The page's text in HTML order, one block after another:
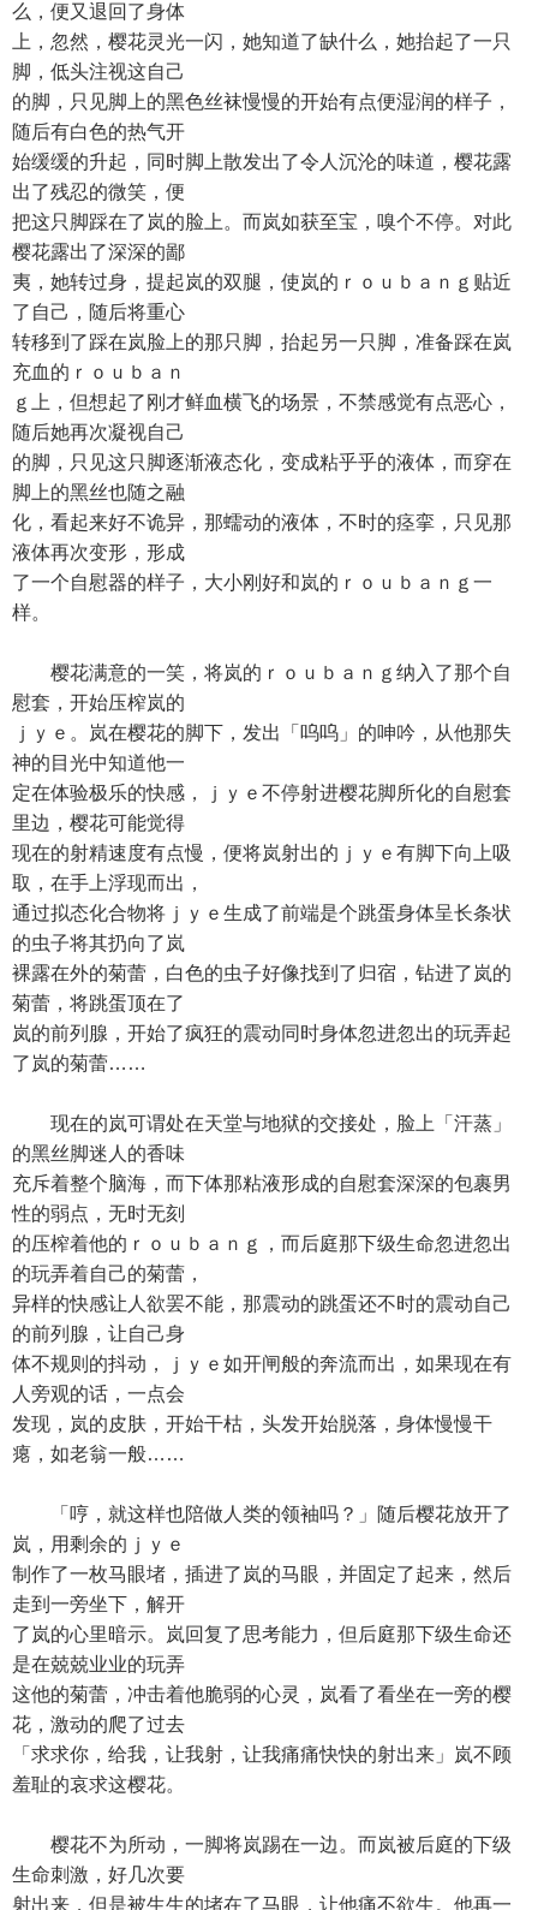
么，便又退回了身体
上，忽然，樱花灵光一闪，她知道了缺什么，她抬起了一只
脚，低头注视这自己
的脚，只见脚上的黑色丝袜慢慢的开始有点便湿润的样子，
随后有白色的热气开
始缓缓的升起，同时脚上散发出了令人沉沦的味道，樱花露
出了残忍的微笑，便
把这只脚踩在了岚的脸上。而岚如获至宝，嗅个不停。对此
樱花露出了深深的鄙
夷，她转过身，提起岚的双腿，使岚的ｒｏｕｂａｎｇ贴近
了自己，随后将重心
转移到了踩在岚脸上的那只脚，抬起另一只脚，准备踩在岚
充血的ｒｏｕｂａｎ
ｇ上，但想起了刚才鲜血横飞的场景，不禁感觉有点恶心，
随后她再次凝视自己
的脚，只见这只脚逐渐液态化，变成粘乎乎的液体，而穿在
脚上的黑丝也随之融
化，看起来好不诡异，那蠕动的液体，不时的痉挛，只见那
液体再次变形，形成
了一个自慰器的样子，大小刚好和岚的ｒｏｕｂａｎｇ一
样。
樱花满意的一笑，将岚的ｒｏｕｂａｎｇ纳入了那个自
慰套，开始压榨岚的
ｊｙｅ。岚在樱花的脚下，发出「呜呜」的呻吟，从他那失
神的目光中知道他一
定在体验极乐的快感，ｊｙｅ不停射进樱花脚所化的自慰套
里边，樱花可能觉得
现在的射精速度有点慢，便将岚射出的ｊｙｅ有脚下向上吸
取，在手上浮现而出，
通过拟态化合物将ｊｙｅ生成了前端是个跳蛋身体呈长条状
的虫子将其扔向了岚
裸露在外的菊蕾，白色的虫子好像找到了归宿，钻进了岚的
菊蕾，将跳蛋顶在了
岚的前列腺，开始了疯狂的震动同时身体忽进忽出的玩弄起
了岚的菊蕾……
现在的岚可谓处在天堂与地狱的交接处，脸上「汗蒸」
的黑丝脚迷人的香味
充斥着整个脑海，而下体那粘液形成的自慰套深深的包裹男
性的弱点，无时无刻
的压榨着他的ｒｏｕｂａｎｇ，而后庭那下级生命忽进忽出
的玩弄着自己的菊蕾，
异样的快感让人欲罢不能，那震动的跳蛋还不时的震动自己
的前列腺，让自己身
体不规则的抖动，ｊｙｅ如开闸般的奔流而出，如果现在有
人旁观的话，一点会
发现，岚的皮肤，开始干枯，头发开始脱落，身体慢慢干
瘪，如老翁一般……
「哼，就这样也陪做人类的领袖吗？」随后樱花放开了
岚，用剩余的ｊｙｅ
制作了一枚马眼堵，插进了岚的马眼，并固定了起来，然后
走到一旁坐下，解开
了岚的心里暗示。岚回复了思考能力，但后庭那下级生命还
是在兢兢业业的玩弄
这他的菊蕾，冲击着他脆弱的心灵，岚看了看坐在一旁的樱
花，激动的爬了过去
「求求你，给我，让我射，让我痛痛快快的射出来」岚不顾
羞耻的哀求这樱花。
樱花不为所动，一脚将岚踢在一边。而岚被后庭的下级
生命刺激，好几次要
射出来，但是被生生的堵在了马眼，让他痛不欲生。他再一